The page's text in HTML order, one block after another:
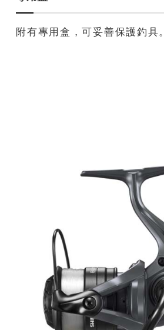
附有專用盒，可妥善保護釣具。